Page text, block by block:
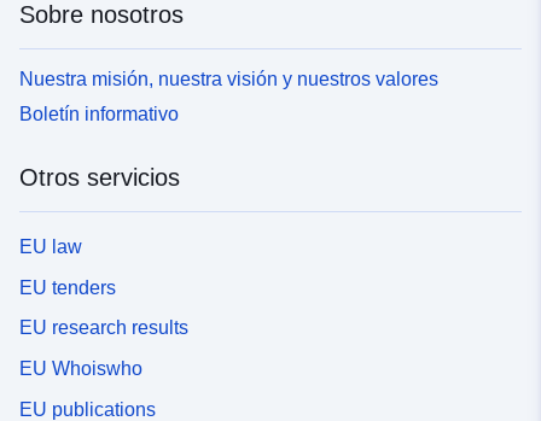
Sobre nosotros
Nuestra misión, nuestra visión y nuestros valores
Boletín informativo
Otros servicios
EU law
EU tenders
EU research results
EU Whoiswho
EU publications